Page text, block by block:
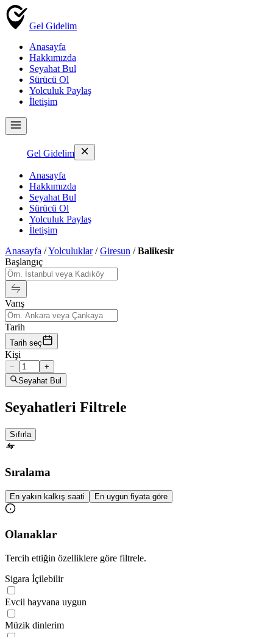
Gel Gidelim
Anasayfa
Hakkımızda
Seyahat Bul
Sürücü Ol
Yolculuk Paylaş
İletişim
Gel Gidelim
Anasayfa
Hakkımızda
Seyahat Bul
Sürücü Ol
Yolculuk Paylaş
İletişim
Anasayfa /Yolculuklar/Giresun /Balikesir
Başlangıç
Varış
Tarih
Tarih seç
Kişi
−
+
Seyahat Bul
Seyahatleri Filtrele
Sıfırla
Sıralama
En yakın kalkış saati En uygun fiyata göre
Olanaklar
Tercih ettiğin özelliklere göre filtrele.
Sigara İçilebilir
Evcil hayvana uygun
Müzik dinlerim